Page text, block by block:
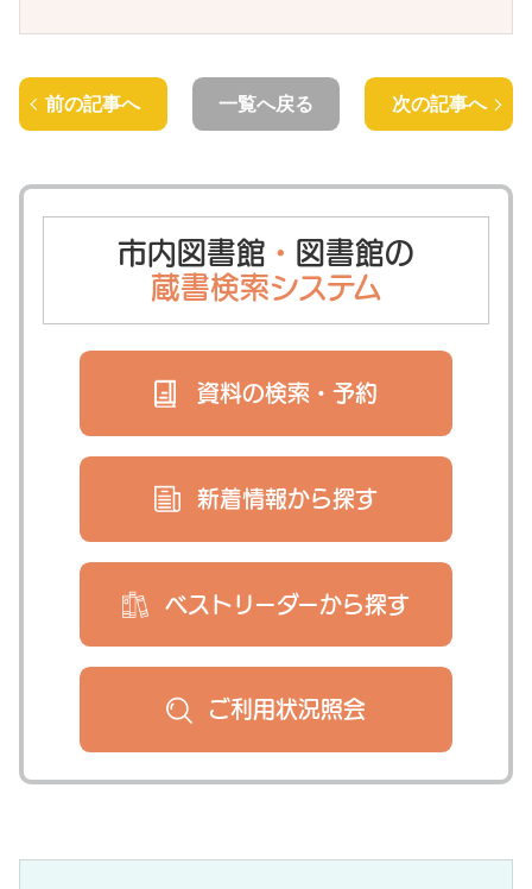
前の記事へ 一覧へ戻る 次の記事へ
市内図書館 ・ 図書館の
蔵書検索システム
資料の検索・ 予約
新着情報から探す
ベストリーダーから探す
ご利用状況照会